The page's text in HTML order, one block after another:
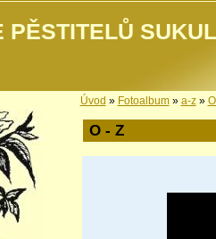
PĚSTITELŮ
Úvod » Fotoalbum» a-z»
O - Z